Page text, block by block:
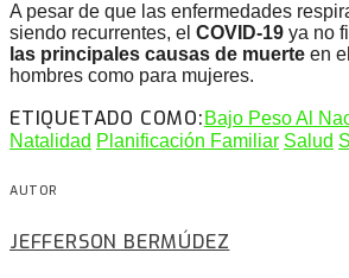
A pesar de que las enfermedades
siendo recurrentes, el COVID-19 ya no
las principales causas de muerte en
hombres como para mujeres.
ETIQUETADO COMO: Bajo Peso Al
Natalidad Planificación Familiar Salud
AUTOR
JEFFERSON BERMÚDEZ